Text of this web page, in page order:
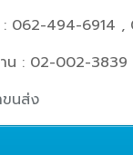
062-494-6914 ,
น : 02-002-3839
ขนส่ง